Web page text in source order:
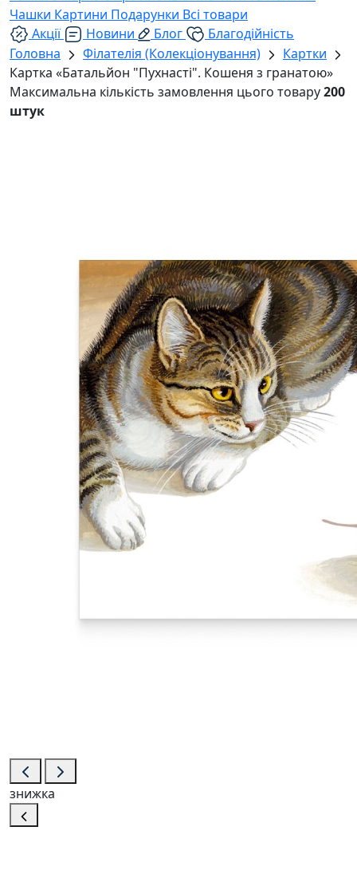
Чашки Картини Подарунки Всі товари
Акції
Новини Блог
Благодійність
Головна
Філателія (Колекціонування)
Картки
Картка «Батальйон "Пухнасті". Кошеня з гранатою»
Максимальна кількість замовлення цього товару200
штук
знижка